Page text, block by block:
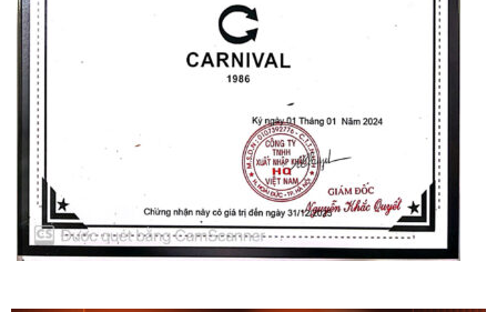
Orient Nam RA-
Casio Nam MTS-